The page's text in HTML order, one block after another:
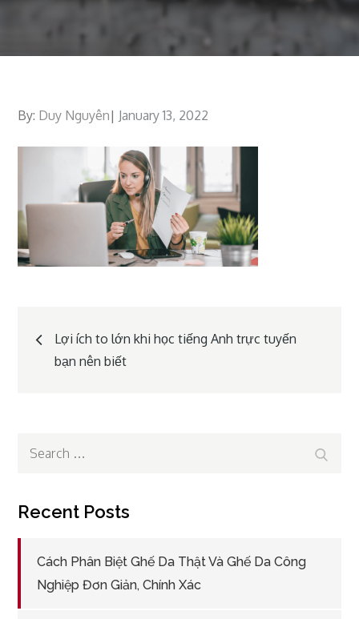
By: Duy Nguyên
Posted
January 13, 2022
Post
navigation
Lợi ích to lớn khi học tiếng Anh trực tuyến
bạn nên biết
Search
Recent Posts
Cách Phân Biệt Ghế Da Thật Và Ghế Da Công
Nghiệp Đơn Giản, Chính Xác